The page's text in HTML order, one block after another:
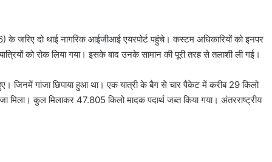
जरिए दो थाई नागरिक आईजीआई एयरपोर्ट पहुंचे। कस्टम अधिकारियों को इनपर
को रोक लिया गया। इसके बाद उनके सामान की पूरी तरह से तलाशी ली गई।
जिनमें गांजा छिपाया हुआ था। एक यात्री के बैग से चार पैकेट में करीब 29 किलो
मिला। कुल मिलाकर 47.805 किलो मादक पदार्थ जब्त किया गया। अंतरराष्ट्रीय